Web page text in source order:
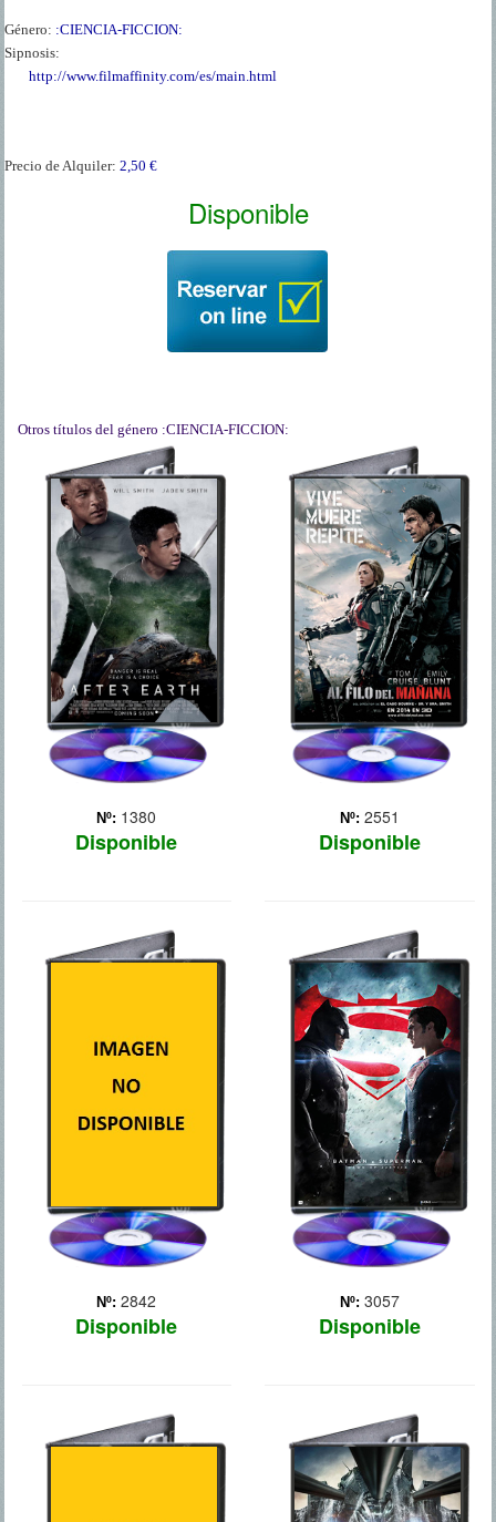
Género: :CIENCIA-FICCION:
Sipnosis:
http://www.filmaffinity.com/es/main.html
Precio de Alquiler:2,50 €
Disponible
Otros títulos del género :CIENCIA-FICCION:
Nº: 1380
Disponible
AFTER EARTH
- DESPUES DE LA
TIERRA
Tras una serie de
cataclismos que forzaron a
la humanidad a abandonar
la Tierra, Nova Prime se
convirtió en su nuevo
hogar. Tras una larga
misión fuera de ese
planeta, el legendario
general ... Más
Nº: 2551
Disponible
AL FILO DEL
MAÑANA
En un futuro no muy lejano,
invade la Tierra una raza
de extraterrestres
invencibles. Al
Comandante William Cage
(Tom Cruise), un oficial que
nunca ha entrado en
combate, le encargan una
mis... Más
Nº: 2842
Disponible
en el que la Tierra sufre
una creciente
(Antonio Banderas), un
agente de seguros de una
investiga un caso aparent...
Nº: 3057
Disponible
BATMAN VS
SUPERMAN
Ante el temor de las
acciones que pueda llevar
a cabo Superman, el
vigilante de Gotham City
aparece para poner a raya
al superhéroe de
Metrópolis, mientras que la
opinión pública debate
cuál... Más
BATTLESHIP